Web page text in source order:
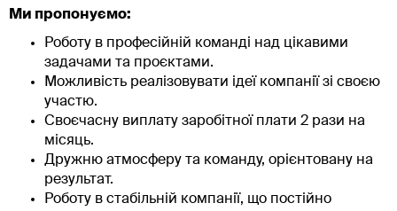
Ми пропонуємо:
Роботу в професійній команді над цікавими
задачами та проєктами.
Можливість реалізовувати ідеї компанії зі своєю
участю.
Своєчасну виплату заробітної плати 2 рази на
місяць.
Дружню атмосферу та команду, орієнтовану на
результат.
Роботу в стабільній компанії, що постійно